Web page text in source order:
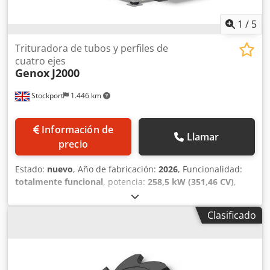
obtener más información o para estudiar sus necesidades.
1 / 5
Stockport 1.446 km
Trituradora de tubos y perfiles de
cuatro ejes
Genox J2000
Información de
precio
Llamar
Estado: nuevo, Año de fabricación: 2026, Funcionalidad:
totalmente funcional, potencia: 258,5 kW (351,46 CV),
anchura de la abertura de llenado:
la abertura de llenado:7.000 mm, número de cuchillas:
, diámetro del rotor:
pesados, adecuada para procesar materiales de gran
Clasificado